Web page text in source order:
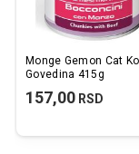
Monge Gemon Cat
Govedina 415g
157,00 RSD